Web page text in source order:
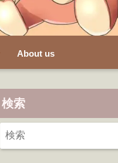
About us
検索